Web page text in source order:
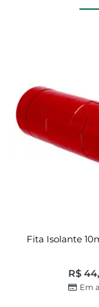
Fita Isolante
R$
Em